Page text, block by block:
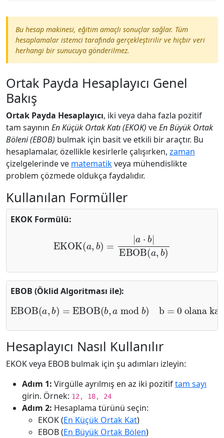
Bu hesap makinesi, eğitim amaçlı sonuçlar sağlar. Tüm
hesaplamalar istemci tarafında gerçekleştirilir ve hiçbir veri
herhangi bir sunucuya gönderilmez.
Ortak Payda Hesaplayıcı Genel
Bakış
Ortak Payda Hesaplayıcı, iki veya daha fazla pozitif
tam sayının En Küçük Ortak Katı (EKOK) veEn Büyük Ortak
Böleni (EBOB) bulmak için basit ve etkili bir araçtır. Bu
hesaplamalar, özellikle kesirlerle çalışırken, zaman
çizelgelerinde ve matematikveya mühendislikte
problem çözmede oldukça faydalıdır.
Kullanılan Formüller
EKOK Formülü:
EBOB(
EBOB (Öklid Algoritması ile):
EBOB(a, b)= EBOB(b,amodb)b = 0 olana kadar
Hesaplayıcı Nasıl Kullanılır
EKOK veya EBOB bulmak için şu adımları izleyin:
Adım 1: Virgülle ayrılmış en az iki pozitiftam sayı
girin. Örnek: 12, 18, 24
Adım 2: Hesaplama türünü seçin:
EKOK (En Küçük Ortak Kat)
EBOB (En Büyük Ortak Bölen)